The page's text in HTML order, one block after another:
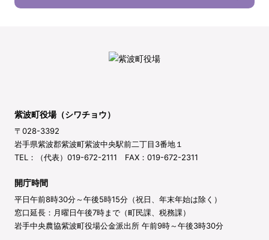
紫波町役場（シワチョウ）
〒028-3392
岩手県紫波郡紫波町紫波中央駅前二丁目3番地１
TEL：（代表）019-672-2111 FAX：019-672-2311
開庁時間
平日午前8時30分～午後5時15分（祝日、年末年始は除く）
窓口延長：月曜日午後7時まで（町民課、税務課）
岩手中央農協紫波町役場公金派出所 午前9時～午後3時30分